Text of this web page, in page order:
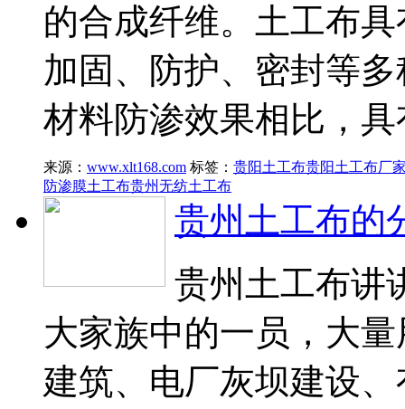
的合成纤维。土工布
加固、防护、密封等
材料防渗效果相比，
来源： www.xlt168.com 标签： 贵阳土工布贵阳土工布厂
防渗膜土工布贵州无纺土工布
贵州土工布的
贵州土工布讲
大家族中的一员，大
建筑、电厂灰坝建设